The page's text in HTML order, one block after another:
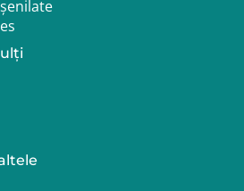
pentru articolele aflate în
se realizează în 2-4 zile
aduse pe comandă
timpul de așteptare este de
Adapt.ro vă oferă consultanță
și montarea corectă a